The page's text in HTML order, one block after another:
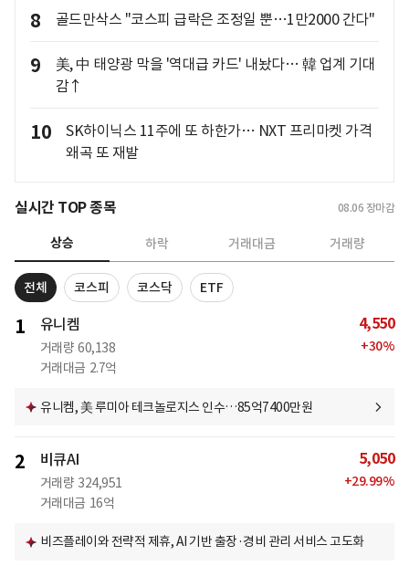
8 골드만삭스 "코스피 급락은 조정일 뿐…1만2000 간다"
9
美, 中 태양광 막을 '역대급 카드' 내놨다… 韓 업계 기대
감↑
10
SK하이닉스 11주에 또 하한가… NXT 프리마켓 가격
왜곡 또 재발
실시간 TOP 종목 08.06 장마감
상승 하락 거래대금 거래량
전체 코스피 코스닥 ETF
1 유니켐
거래량 60,138
거래대금 2.7억
4,550
+30%
유니켐, 美 루미아 테크놀로지스 인수…85억7400만원
2 비큐AI
거래량 324,951
거래대금 16억
5,050
+29.99%
비즈플레이와 전략적 제휴, AI 기반 출장·경비 관리 서비스 고도화